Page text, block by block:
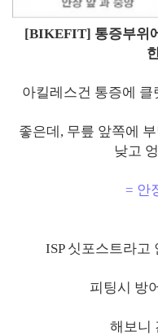
[BIKEFIT] 통증부위
아킬레스건 통증에
좋은데, 무릎 앞쪽에
낮고
= 안
ISP 싯포스트라고
피팅시 방
해보니